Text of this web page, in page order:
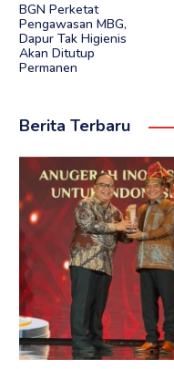
BGN Perketat
Pengawasan MBG,
Dapur Tak Higienis
Akan Ditutup
Permanen
Berita Terbaru